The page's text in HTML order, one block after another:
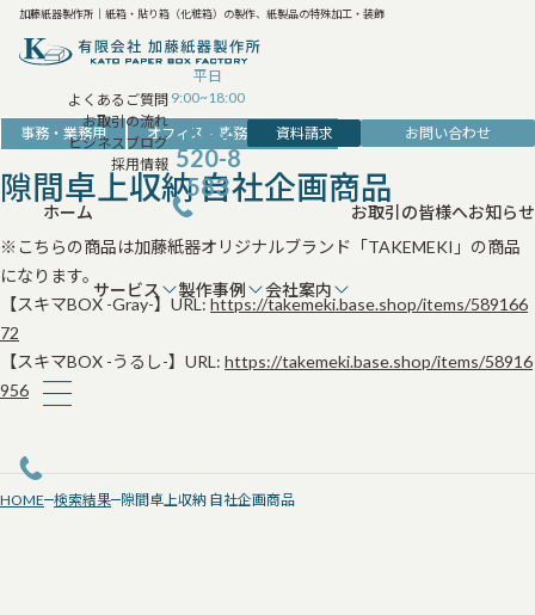
加藤紙器製作所｜紙箱・貼り箱（化粧箱）の製作、紙製品の特殊加工・装飾
よくあるご質問
お取引の流れ
ビジネスブログ
採用情報
平日
9:00~18:00
042-
520-8
583
資料請求 お問い合わせ
ホーム
サービス 製作事例 会社案内
お取引の皆様へお知らせ
事務・業務用 オフィス・事務・収納用品
隙間卓上収納 自社企画商品
※こちらの商品は加藤紙器オリジナルブランド「TAKEMEKI」の商品
になります。
【スキマBOX -Gray-】URL:https://takemeki.base.shop/items/589166
72
【スキマBOX -うるし-】URL: https://takemeki.base.shop/items/58916
956
HOME 検索結果 隙間卓上収納 自社企画商品